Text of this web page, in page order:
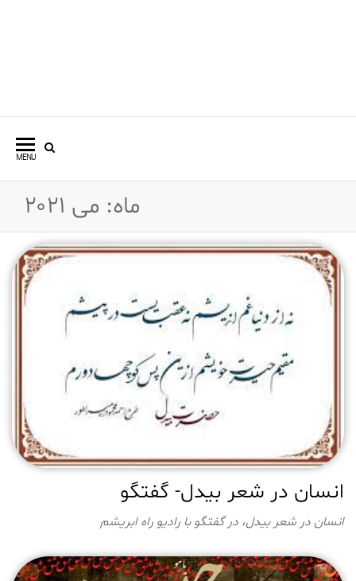
MENU
ماه: می 2021
انسان در شعر بیدل- گفتگو
انسان در شعر بیدل، در گفتگو با رادیو راه ابریشم